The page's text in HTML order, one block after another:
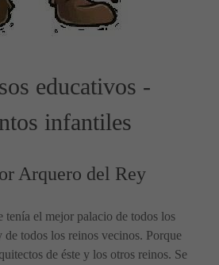
educativos -
infantiles
Arquero del Rey
tenía el mejor palacio de todos los
de todos los reinos vecinos. Porque
de éste y los otros reinos. Se